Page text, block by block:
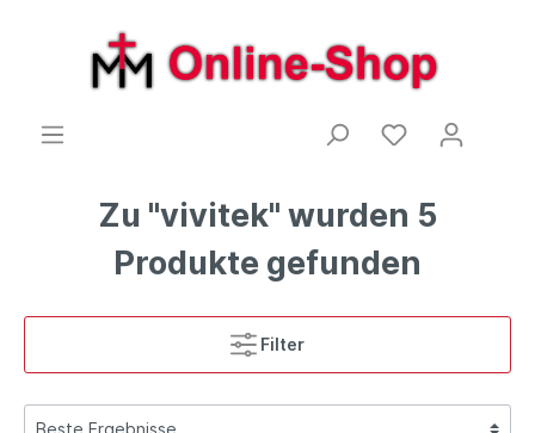
Zu "vivitek" wurden 5
Produkte gefunden
Filter